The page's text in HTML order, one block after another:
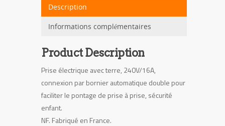
Description
Informations complémentaires
Product Description
Prise électrique avec terre, 240V/16A,
connexion par bornier automatique double pour
faciliter le pontage de prise à prise, sécurité
enfant.
NF. Fabriqué en France.